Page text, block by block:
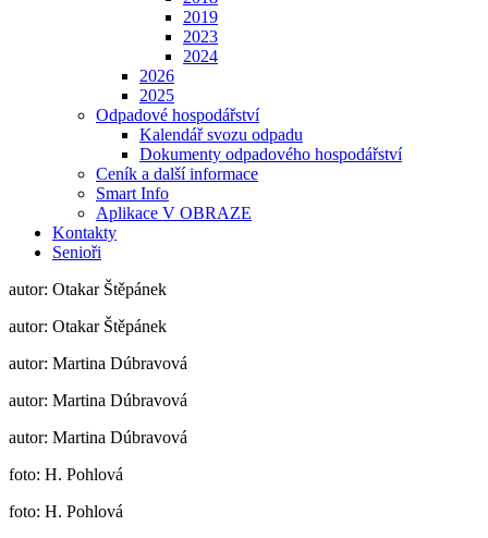
2019
2023
2024
2026
2025
Odpadové hospodářství
Kalendář svozu odpadu
Dokumenty odpadového hospodářství
Ceník a další informace
Smart Info
Aplikace V OBRAZE
Kontakty
Senioři
autor: Otakar Štěpánek
autor: Otakar Štěpánek
autor: Martina Dúbravová
autor: Martina Dúbravová
autor: Martina Dúbravová
foto: H. Pohlová
foto: H. Pohlová